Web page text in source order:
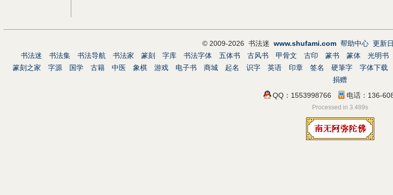
© 2009-2026 书法迷 www.shufami.com 帮助中心 更新
书法迷
书法集 书法导航 书法家 篆刻 字库 书法字体 五体书 古风书 甲骨文 古印 篆书 篆体 光明书
篆刻之家
字源 国学 古籍 中医 象棋 游戏 电子书 商城 起名 识字 英语 印章 签名 硬筆字 字体下载
捐赠
QQ：1553998766
电话：136-
Processed in 3.489s